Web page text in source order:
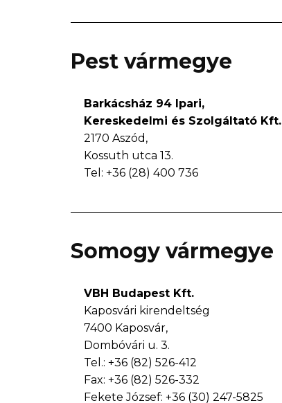
Pest vármegye
Barkácsház 94 Ipari,
Kereskedelmi és Szolgáltató Kft.
2170 Aszód,
Kossuth utca 13.
Tel: +36 (28) 400 736
Somogy vármegye
VBH Budapest Kft.
Kaposvári kirendeltség
7400 Kaposvár,
Dombóvári u. 3.
Tel.: +36 (82) 526-412
Fax: +36 (82) 526-332
Fekete József: +36 (30) 247-5825